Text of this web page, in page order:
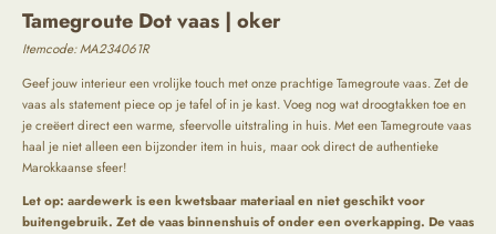
Tamegroute Dot vaas | oker
Itemcode:MA234061R
Geef jouw interieur een vrolijke touch met onze prachtige Tamegroute vaas. Zet de
vaas als statement piece op je tafel of in je kast. Voeg nog wat droogtakken toe en
je creëert direct een warme, sfeervolle uitstraling in huis. Met een Tamegroute vaas
haal je niet alleen een bijzonder item in huis, maar ook direct de authentieke
Marokkaanse sfeer!
Let op: aardewerk is een kwetsbaar materiaal en niet geschikt voor
buitengebruik. Zet de vaas binnenshuis of onder een overkapping. De vaas